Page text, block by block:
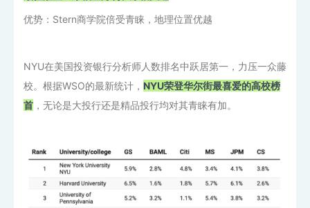
优势：Stern商学院倍受青睐，地理位置优越
NYU在美国投资银行分析师人数排名中跃居第一，力压一众藤
校。根据WSO的最新统计， NYU荣登华尔街最喜爱的高校榜
首 ，无论是大投行还是精品投行均对其青睐有加。